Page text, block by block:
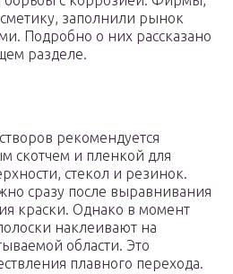
заполнили рынок
Подробно о них рассказано
разделе.
рекомендуется
скотчем и пленкой для
стекол и резинок.
сразу после выравнивания
краски. Однако в момент
наклеивают на
области. Это
плавного перехода.